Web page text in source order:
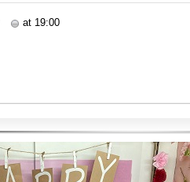
at 19:00